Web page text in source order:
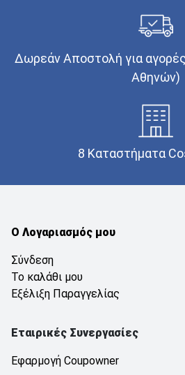
Δωρεάν Αποστολή για
Αθηνών)
8 Καταστήματα
Ο Λογαριασμός μου
Σύνδεση
Το καλάθι μου
Εξέλιξη Παραγγελίας
Εταιρικές Συνεργασίες
Εφαρμογή Coupowner